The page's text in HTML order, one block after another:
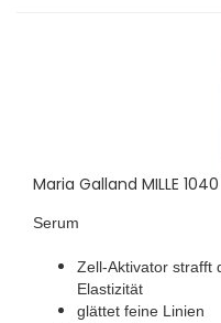
Maria Galland MILLE
Serum
Zell-Aktivator strafft
Elastizität
glättet feine Linien